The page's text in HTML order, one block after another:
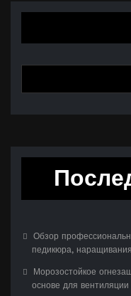
Обзор
педикюра,
Морозостойкое
основе для